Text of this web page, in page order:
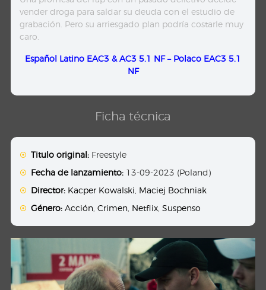
vender droga para saldar su deuda con el estudio de
grabación. Pero su arriesgado plan podría costarle muy
caro.
Español Latino EAC3 & AC3 5.1 NF – Polaco EAC3 5.1
NF
Ficha técnica
Titulo original: Freestyle
Fecha de lanzamiento: 13-09-2023 (Poland)
Director: Kacper Kowalski Maciej Bochniak
Género: Acción ,Crimen Netflix ,Suspenso